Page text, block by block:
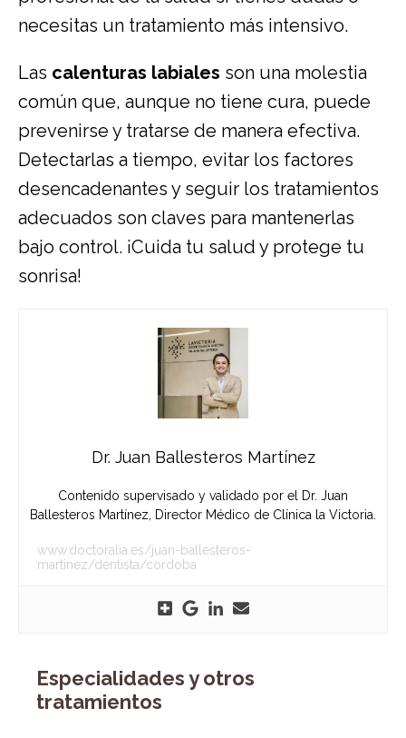
necesitas un tratamiento más intensivo.
Las calenturas labiales son una molestia
común que, aunque no tiene cura, puede
prevenirse y tratarse de manera efectiva.
Detectarlas a tiempo, evitar los factores
desencadenantes y seguir los tratamientos
adecuados son claves para mantenerlas
bajo control. ¡Cuida tu salud y protege tu
sonrisa!
Dr. Juan Ballesteros Martínez
Contenido supervisado y validado por el Dr. Juan
Ballesteros Martínez, Director Médico de Clínica la Victoria.
www.doctoralia.es/juan-ballesteros-
martinez/dentista/cordoba
Especialidades y otros
tratamientos